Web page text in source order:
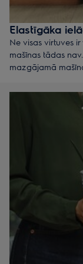
Elastīgāka
Ne visas virtuves
mašīnas tādas
mazgājamā
lai ērti ievietotu
piedāvājam jums
Mūsu 87 cm
ievietošanu, kā
augstākām
zem tāda paša 90
trauku
taupošas kā
Vairāk vietas un